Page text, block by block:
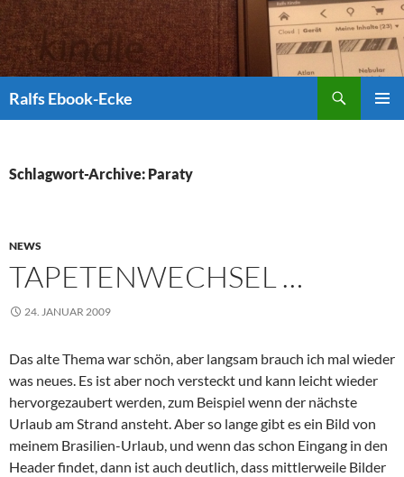
Ralfs Ebook-Ecke
Schlagwort-Archive: Paraty
NEWS
TAPETENWECHSEL …
24. JANUAR 2009
Das alte Thema war schön, aber langsam brauch ich mal wieder
was neues. Es ist aber noch versteckt und kann leicht wieder
hervorgezaubert werden, zum Beispiel wenn der nächste
Urlaub am Strand ansteht. Aber so lange gibt es ein Bild von
meinem Brasilien-Urlaub, und wenn das schon Eingang in den
Header findet, dann ist auch deutlich, dass mittlerweile Bilder